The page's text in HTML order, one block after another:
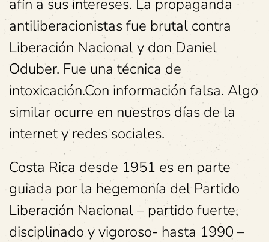
afín a sus intereses. La propaganda
antiliberacionistas fue brutal contra
Liberación Nacional y don Daniel
Oduber. Fue una técnica de
intoxicación.Con información falsa. Algo
similar ocurre en nuestros días de la
internet y redes sociales.
Costa Rica desde 1951 es en parte
guiada por la hegemonía del Partido
Liberación Nacional – partido fuerte,
disciplinado y vigoroso- hasta 1990 –